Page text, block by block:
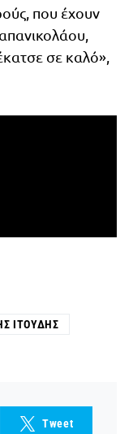
που έχουν
σε καλό»,
ΙΤΟΎΔΗΣ
Tweet